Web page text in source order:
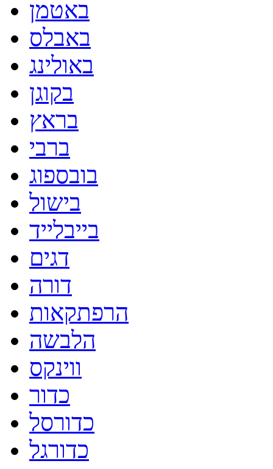
באטמן
באבלס
באולינג
בקוגן
בראץ
ברבי
בובספוג
בישול
בייבלייד
דגים
דורה
הרפתקאות
הלבשה
ווינקס
כדור
כדורסל
כדורגל